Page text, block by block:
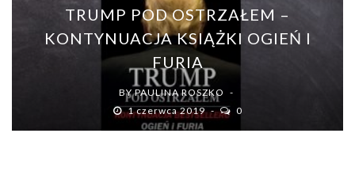
TRUMP POD OSTRZAŁEM –
KONTYNUACJA KSIĄŻKI OGIEŃ I
FURIA
BYPAULINA ROSZKO
1 czerwca 2019
0